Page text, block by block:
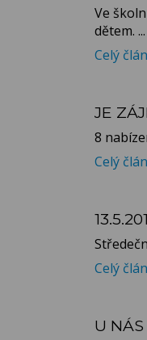
Ve
dětem. ...
Celý
JE
8
Celý
Celý
U